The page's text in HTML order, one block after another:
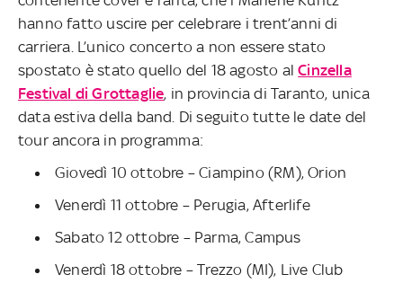
hanno fatto uscire per celebrare i trent’anni di
carriera. L’unico concerto a non essere stato
spostato è stato quello del 18 agosto alCinzella
Festival di Grottaglie, in provincia di Taranto, unica
data estiva della band. Di seguito tutte le date del
tour ancora in programma:
Giovedì 10 ottobre – Ciampino (RM), Orion
Venerdì 11 ottobre – Perugia, Afterlife
Sabato 12 ottobre – Parma, Campus
Venerdì 18 ottobre – Trezzo (MI), Live Club